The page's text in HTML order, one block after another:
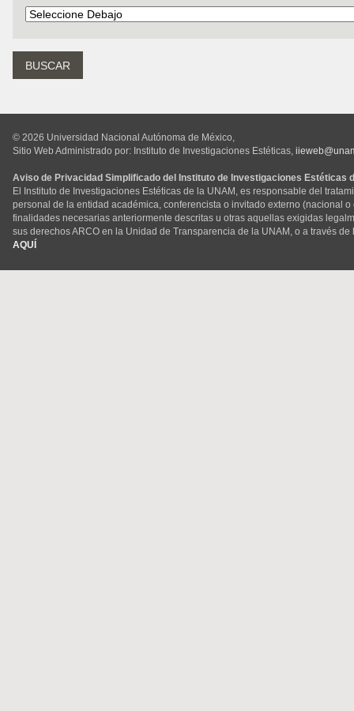
© 2026 Universidad Nacional Autónoma de México,
Sitio Web Administrado por: Instituto de Investigaciones Estéticas,
Aviso de Privacidad Simplificado del Instituto de Investigaciones Estéticas
El Instituto de Investigaciones Estéticas de la UNAM, es responsable del
personal de la entidad académica, conferencista o invitado externo (nacional
finalidades necesarias anteriormente descritas u otras aquellas exigidas
sus derechos ARCO en la Unidad de Transparencia de la UNAM, o a través
AQUÍ